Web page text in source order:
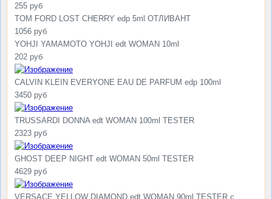
255 руб
TOM FORD LOST CHERRY edp 5ml ОТЛИВАНТ
1056 руб
YOHJI YAMAMOTO YOHJI edt WOMAN 10ml
202 руб
CALVIN KLEIN EVERYONE EAU DE PARFUM edp 100ml
3450 руб
TRUSSARDI DONNA edt WOMAN 100ml TESTER
2323 руб
GHOST DEEP NIGHT edt WOMAN 50ml TESTER
4629 руб